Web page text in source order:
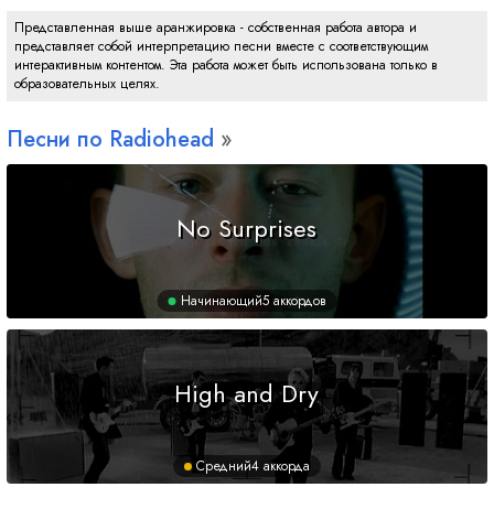
Представленная выше аранжировка - собственная работа автора и
представляет собой интерпретацию песни вместе с соответствующим
интерактивным контентом. Эта работа может быть использована только в
образовательных целях.
Песни по Radiohead
No Surprises
Начинающий5 аккордов
High and Dry
Средний4 аккорда